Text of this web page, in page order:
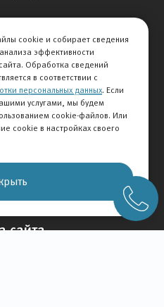
отзыв
на авто
компании
сайта
cookie и собирает сведения
эффективности
Обработка сведений
в соответствии с
персональных данных. Если
услугами, мы будем
cookie-файлов. Или
cookie в настройках своего